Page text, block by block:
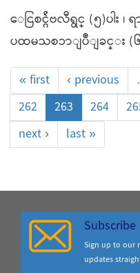
ေငြစင္ဂ်ဴဗလီရွင္ (၅)ပါး ၊
ပထမသစၥာျပဳျခင္း (၆)
« first
‹ previous
262
263 264
next ›
last »
Subscribe
Sign up to our
updates